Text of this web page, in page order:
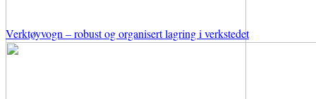
Verktøyvogn – robust og organisert lagring i verkstedet